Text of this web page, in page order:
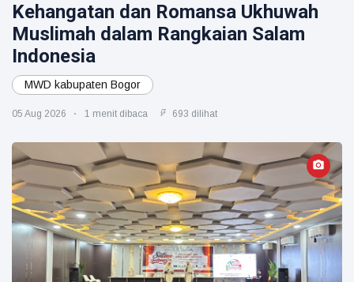
Kehangatan dan Romansa Ukhuwah
Muslimah dalam Rangkaian Salam
Indonesia
MWD kabupaten Bogor
05 Aug 2026 1 menit dibaca 693 dilihat